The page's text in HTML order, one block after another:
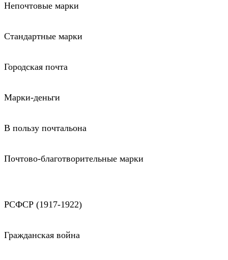
Непочтовые марки
Стандартные марки
Городская почта
Марки-деньги
В пользу почтальона
Почтово-благотворительные марки
РСФСР (1917-1922)
Гражданская война